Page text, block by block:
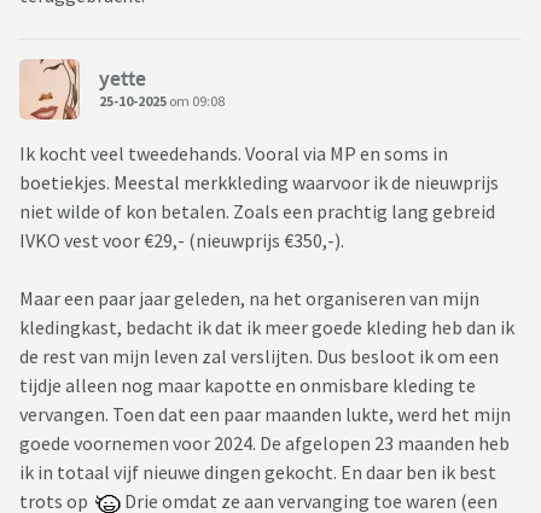
yette
25-10-2025 om 09:08
Ik kocht veel tweedehands. Vooral via MP en soms in
boetiekjes. Meestal merkkleding waarvoor ik de nieuwprijs
niet wilde of kon betalen. Zoals een prachtig lang gebreid
IVKO vest voor €29,- (nieuwprijs €350,-).
Maar een paar jaar geleden, na het organiseren van mijn
kledingkast, bedacht ik dat ik meer goede kleding heb dan ik
de rest van mijn leven zal verslijten. Dus besloot ik om een
tijdje alleen nog maar kapotte en onmisbare kleding te
vervangen. Toen dat een paar maanden lukte, werd het mijn
goede voornemen voor 2024. De afgelopen 23 maanden heb
ik in totaal vijf nieuwe dingen gekocht. En daar ben ik best
trots op
Drie omdat ze aan vervanging toe waren (een